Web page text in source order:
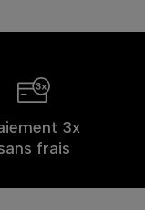
3x
frais